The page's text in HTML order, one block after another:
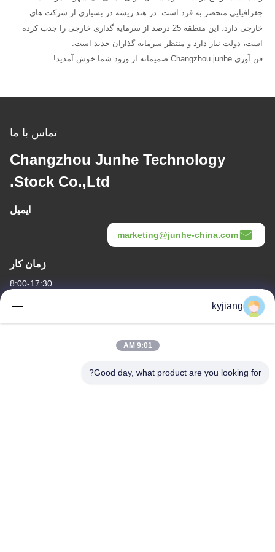
جغرافیایی منحصر به فرد است. در هند ریشه در بسیاری از شرکت های
خارجی دارد، این منطقه 25 درصد از سرمایه گذاری خارجی را جذب کرده
است، دولت نیاز دارد و منتظر سرمایه گذاران جدید است.
فن آوری Changzhou junhe صمیمانه از ورود شما خوش آمدید!
تماس با ما
Changzhou Junhe Technology
Stock Co.,Ltd.
ایمیل
marketing@junhe-china.com
زمان کار
8:00-17:30
آدرس ما kyjiang
9:01 AM
Good day, what product are you looking for?